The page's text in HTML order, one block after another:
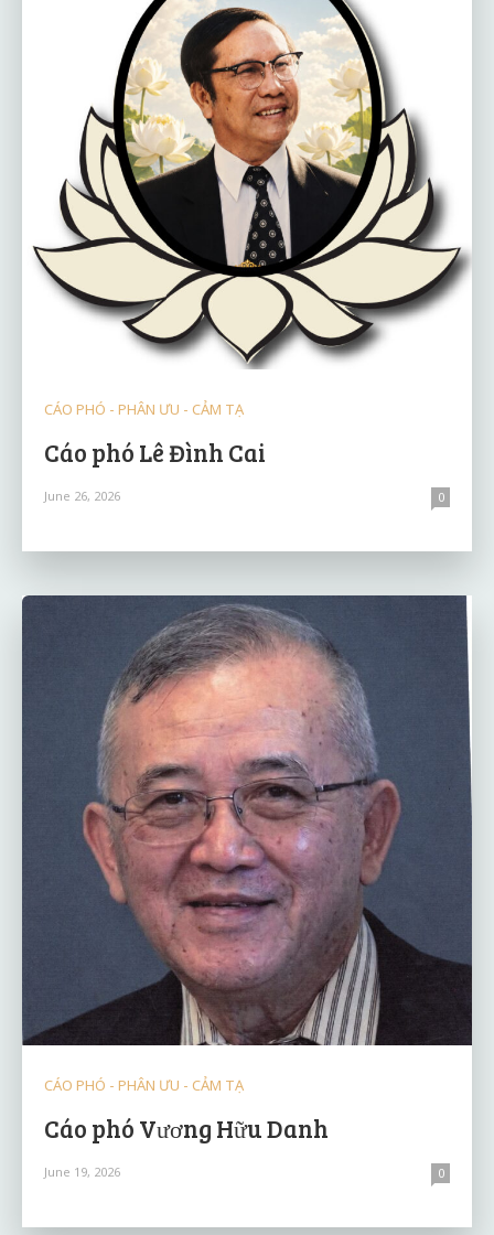
CÁO PHÓ - PHÂN ƯU - CẢM TẠ
Cáo phó Lê Đình Cai
June 26, 2026 0
CÁO PHÓ - PHÂN ƯU - CẢM TẠ
Cáo phó Vương Hữu Danh
June 19, 2026 0